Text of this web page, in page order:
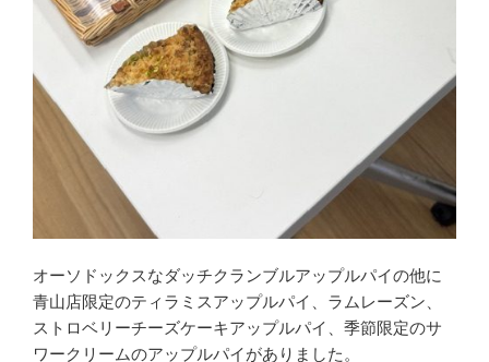
オーソドックスなダッチクランブルアップルパイの他に
青山店限定のティラミスアップルパイ、ラムレーズン、
ストロベリーチーズケーキアップルパイ、季節限定のサ
ワークリームのアップルパイがありました。